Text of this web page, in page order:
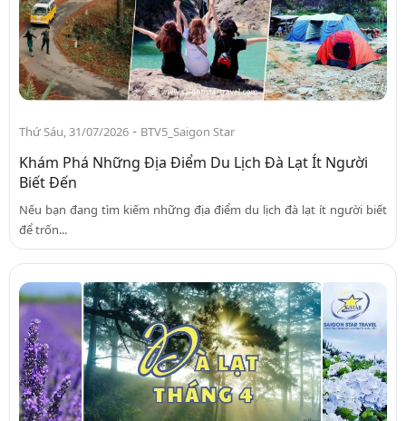
Thứ Sáu, 31/07/2026 - BTV5_Saigon Star
Khám Phá Những Địa Điểm Du Lịch Đà Lạt Ít Người
Biết Đến
Nếu bạn đang tìm kiếm những địa điểm du lịch đà lạt ít người biết
để trốn...